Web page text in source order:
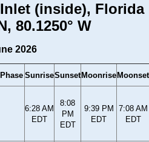
(inside), Florida
80.1250° W
2026
Phase SunriseSunsetMoonriseMoonset
6:28 AM
EDT
8:08
PM
EDT
9:39 PM
EDT
7:08 AM
EDT